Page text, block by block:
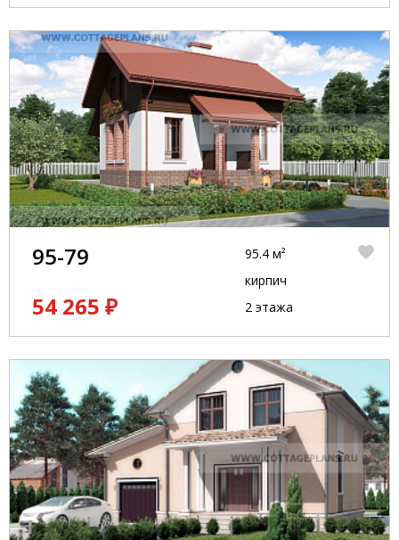
95-79
54 265 ₽
95.4 м²
кирпич
2 этажа